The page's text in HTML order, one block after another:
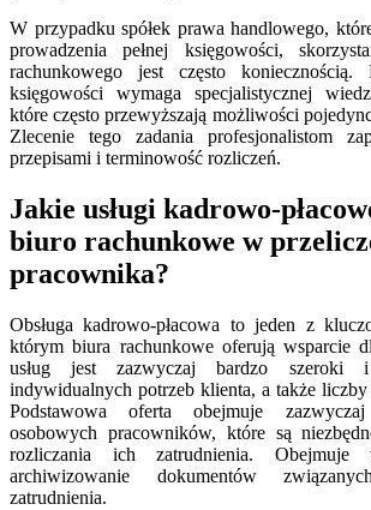
W przypadku spółek prawa handlowego,
prowadzenia pełnej księgowości,
rachunkowego jest często koniecznością.
księgowości wymaga specjalistycznej
które często przewyższają możliwości
Zlecenie tego zadania profesjonalistom
przepisami i terminowość rozliczeń.
Jakie usługi kadrowo-
biuro rachunkowe w
pracownika?
Obsługa kadrowo-płacowa to jeden z
którym biura rachunkowe oferują wsparcie
usług jest zazwyczaj bardzo szeroki
indywidualnych potrzeb klienta, a także
Podstawowa oferta obejmuje
osobowych pracowników, które są
rozliczania ich zatrudnienia.
archiwizowanie dokumentów
zatrudnienia.